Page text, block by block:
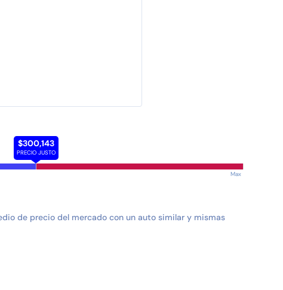
$300,143
PRECIO JUSTO
Max
de precio del mercado con un auto similar y mismas